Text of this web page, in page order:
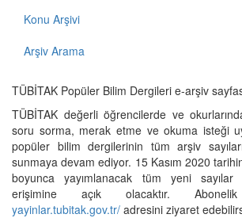
Konu Arşivi
Arşiv Arama
TÜBİTAK Popüler Bilim Dergileri e-arşiv
TÜBİTAK değerli öğrencilerde ve
soru sorma, merak etme ve okuma isteği
popüler bilim dergilerinin tüm arşiv
sunmaya devam ediyor. 15 Kasım 2020
boyunca yayımlanacak tüm yeni sayılar
erişimine açık olacaktır.
yayinlar.tubitak.gov.tr/ adresini ziyaret